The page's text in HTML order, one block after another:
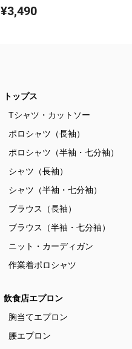
ズ 女性用 スラックス
¥3,490
トップス
Tシャツ・カットソー
ポロシャツ（長袖）
ポロシャツ（半袖・七分袖）
シャツ（長袖）
シャツ（半袖・七分袖）
ブラウス（長袖）
ブラウス（半袖・七分袖）
ニット・カーディガン
作業着ポロシャツ
飲食店エプロン
胸当てエプロン
腰エプロン